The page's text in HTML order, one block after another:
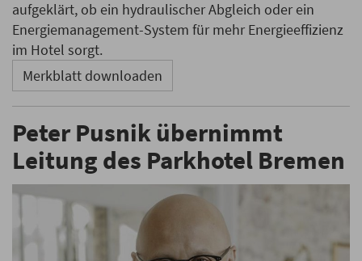
aufgeklärt, ob ein hydraulischer Abgleich oder ein
Energiemanagement-System für mehr Energieeffizienz
im Hotel sorgt.
Merkblatt downloaden
Peter Pusnik übernimmt
Leitung des Parkhotel Bremen